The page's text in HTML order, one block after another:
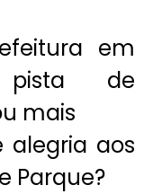
em
pista de
mais
alegria aos
Parque?